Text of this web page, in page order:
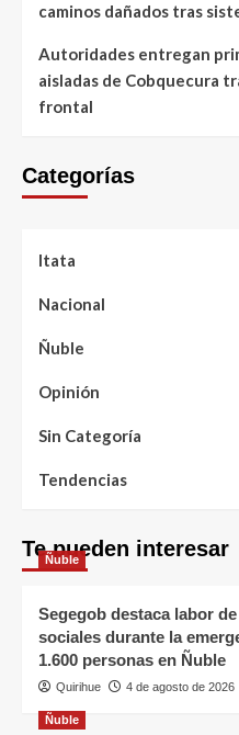
caminos dañados tras
Autoridades entregan
aisladas de Cobquecura
frontal
Categorías
Itata
Nacional
Ñuble
Opinión
Sin Categoría
Tendencias
Te pueden interesar
Ñuble
Segegob destaca labor
sociales durante la
1.600 personas en Ñuble
Quirihue 4 de agosto de 2026
Ñuble